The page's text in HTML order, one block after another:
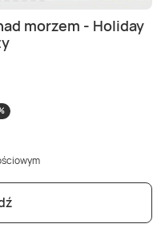
morzem - Holiday